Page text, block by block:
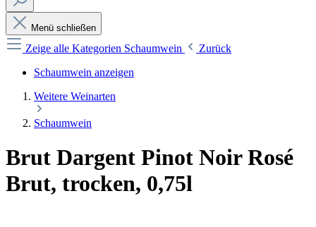
Menü schließen
Zeige alle Kategorien Schaumwein
Zurück
Schaumwein anzeigen
Weitere Weinarten
Schaumwein
Brut Dargent Pinot Noir Rosé
Brut, trocken, 0,75l